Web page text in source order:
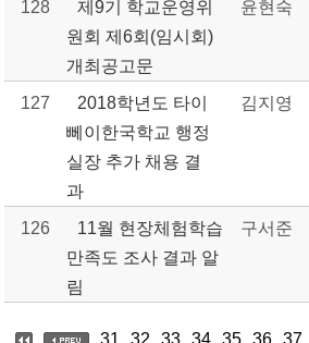
128
제9기 학교운영위
원회 제6회(임시회)
개최공고문
윤현숙
127
2018학년도 타이
뻬이한국학교 행정
실장 추가 채용 결
과
김지영
126
11월 현장체험학습
만족도 조사 결과 알
림
구서준
31 32 33 34 35 36 37